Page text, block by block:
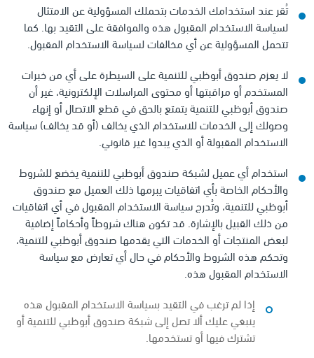
تُقر عند استخدامك الخدمات بتحملك المسؤولية عن الامتثال
لسياسة الاستخدام المقبول هذه والموافقة على التقيد بها. كما
تتحمل المسؤولية عن أي مخالفات لسياسة الاستخدام المقبول.
لا يعزم صندوق أبوظبي للتنمية على السيطرة على أي من خبرات
المستخدم أو مراقبتها أو محتوى المراسلات الإلكترونية، غير أن
صندوق أبوظبي للتنمية يتمتع بالحق في قطع الاتصال أو إنهاء
وصولك إلى الخدمات للاستخدام الذي يخالف (أو قد يخالف) سياسة
الاستخدام المقبولة أو الذي يبدوا غير قانوني.
استخدام أي عميل لشبكة صندوق أبوظبي للتنمية يخضع للشروط
والأحكام الخاصة بأي اتفاقيات يبرمها ذلك العميل مع صندوق
أبوظبي للتنمية، وتُدرج سياسة الاستخدام المقبول في أي اتفاقيات
من ذلك القبيل بالإشارة. قد تكون هناك شروطاً وأحكاماً إضافية
لبعض المنتجات أو الخدمات التي يقدمها صندوق أبوظبي للتنمية،
وتحكم هذه الشروط والأحكام في حال أي تعارض مع سياسة
الاستخدام المقبول هذه.
إذا لم ترغب في التقيد بسياسة الاستخدام المقبول هذه
ينبغي عليك ألا تصل إلى شبكة صندوق أبوظبي للتنمية أو
تشترك فيها أو تستخدمها.